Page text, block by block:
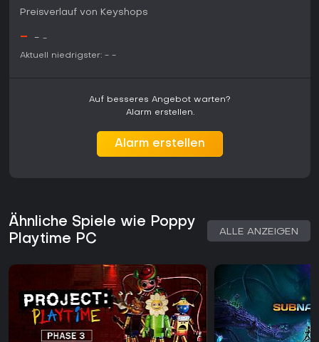
Preisverlauf von Keyshops
- - -
Aktuell niedrigster: - -
Auf besseres Angebot warten?
Alarm erstellen.
Alarm erstellen
Ähnliche Spiele wie Poppy
Playtime PC
ALLE ANZEIGEN